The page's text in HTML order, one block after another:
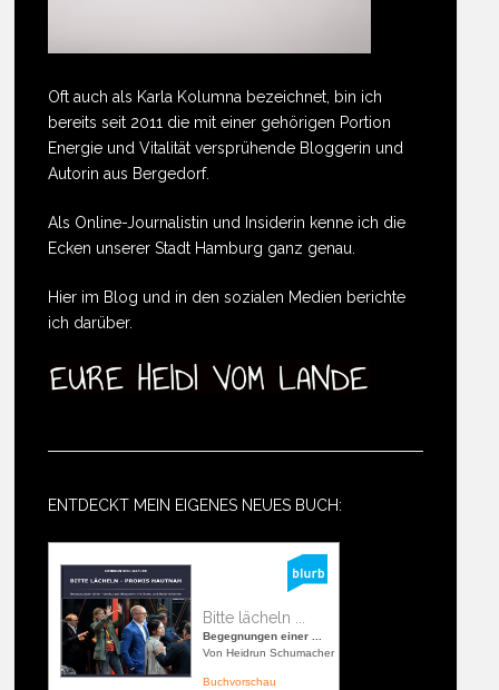
Oft auch als Karla Kolumna bezeichnet, bin ich
bereits seit 2011 die mit einer gehörigen Portion
Energie und Vitalität versprühende Bloggerin und
Autorin aus Bergedorf.
Als Online-Journalistin und Insiderin kenne ich die
Ecken unserer Stadt Hamburg ganz genau.
Hier im Blog und in den sozialen Medien berichte
ich darüber.
ENTDECKT MEIN EIGENES NEUES BUCH:
Bitte lächeln ...
Begegnungen einer ...
Von Heidrun Schumacher
Buchvorschau